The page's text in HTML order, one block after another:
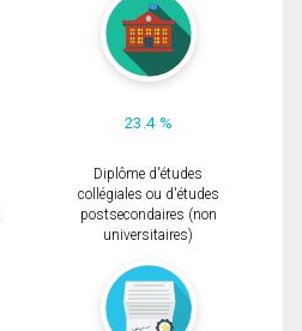
23.4 %
Diplôme d'études
collégiales ou d'études
postsecondaires (non
universitaires)